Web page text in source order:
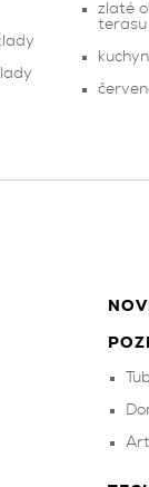
zlaté
terasu